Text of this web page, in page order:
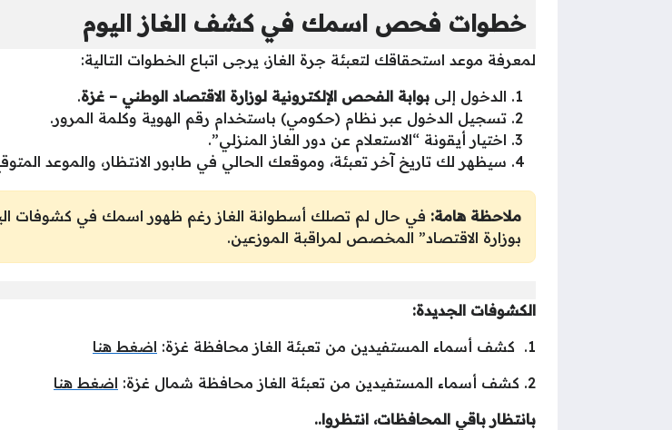
خطوات فحص اسمك في كشف الغاز اليوم
لمعرفة موعد استحقاقك لتعبئة جرة الغاز، يرجى اتباع الخطوات التالية:
الدخول إلى بوابة الفحص الإلكترونية لوزارة الاقتصاد الوطني – غزة.
تسجيل الدخول عبر نظام (حكومي) باستخدام رقم الهوية وكلمة المرور.
اختيار أيقونة “الاستعلام عن دور الغاز المنزلي”.
سيظهر لك تاريخ آخر تعبئة، وموقعك الحالي في طابور الانتظار، والموعد
ملاحظة هامة: في حال لم تصلك أسطوانة الغاز رغم ظهور اسمك في كشوفات
بوزارة الاقتصاد” المخصص لمراقبة الموزعين.
الكشوفات الجديدة:
1. كشف أسماء المستفيدين من تعبئة الغاز محافظة غزة:
اضغط هنا
2. كشف أسماء المستفيدين من تعبئة الغاز محافظة شمال غزة:
اضغط هنا
بانتظار باقي المحافظات، انتظروا..